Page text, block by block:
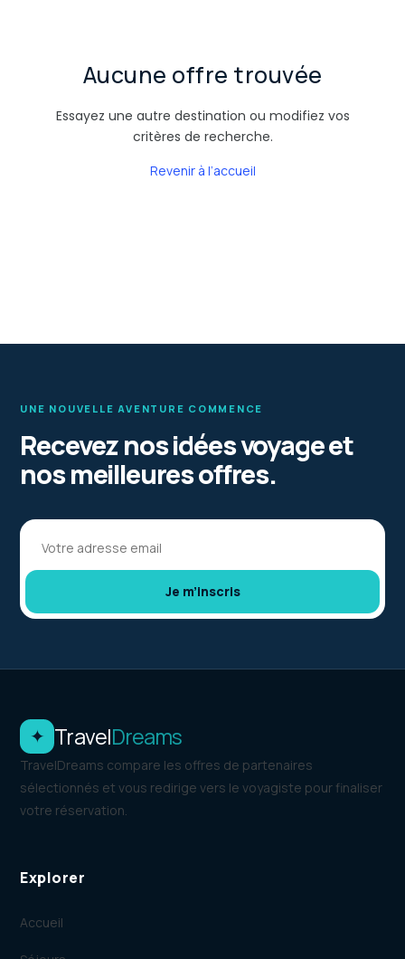
Aucune offre trouvée
Essayez une autre destination ou modifiez vos
critères de recherche.
Revenir à l’accueil
UNE NOUVELLE AVENTURE COMMENCE
Recevez nos idées voyage et
nos meilleures offres.
Je m’inscris
✦ TravelDreams
TravelDreams compare les offres de partenaires
sélectionnés et vous redirige vers le voyagiste pour finaliser
votre réservation.
Explorer
Accueil